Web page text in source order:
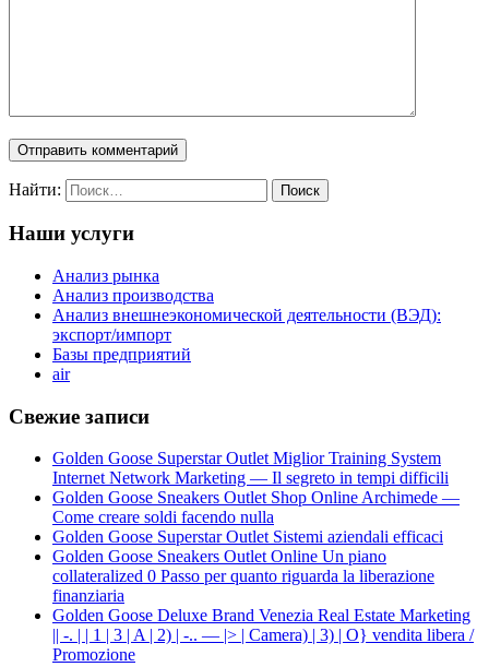
Найти:
Наши услуги
Анализ рынка
Анализ производства
Анализ внешнеэкономической деятельности (ВЭД):
экспорт/импорт
Базы предприятий
air
Свежие записи
Golden Goose Superstar Outlet Miglior Training System
Internet Network Marketing — Il segreto in tempi difficili
Golden Goose Sneakers Outlet Shop Online Archimede —
Come creare soldi facendo nulla
Golden Goose Superstar Outlet Sistemi aziendali efficaci
Golden Goose Sneakers Outlet Online Un piano
collateralized 0 Passo per quanto riguarda la liberazione
finanziaria
Golden Goose Deluxe Brand Venezia Real Estate Marketing
|| -. | | 1 | 3 | A | 2) | -.. — |> | Camera) | 3) | O} vendita libera /
Promozione